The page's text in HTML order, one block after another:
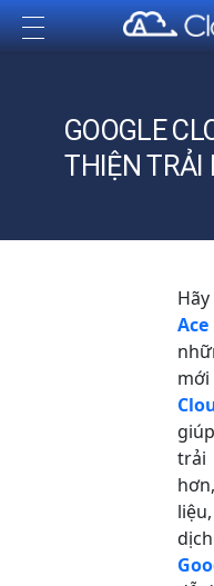
Cloud Ace
Nhà cung cấp giải pháp trên GCP cho doanh nghiệp
GOOGLE
THIỆN TRẢI
Ace
trải